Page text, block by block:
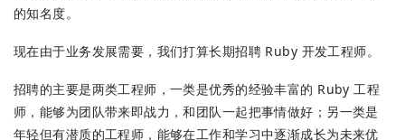
的知名度。
现在由于业务发展需要，我们打算长期招聘 Ruby 开发工程师。
招聘的主要是两类工程师，一类是优秀的经验丰富的 Ruby 工程
师，能够为团队带来即战力，和团队一起把事情做好；另一类是
年轻但有潜质的工程师，能够在工作和学习中逐渐成长为未来优